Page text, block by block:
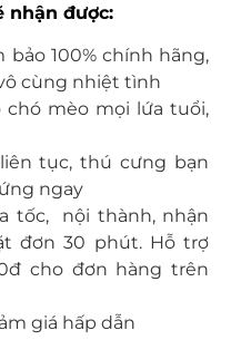
nhận được:
100% chính hãng,
cùng nhiệt tình
mèo mọi lứa tuổi,
tục, thú cưng bạn
ngay
tốc, nội thành, nhận
đơn 30 phút. Hỗ trợ
cho đơn hàng trên
giá hấp dẫn